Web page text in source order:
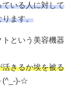
いる人に対して
ります。
という美容機器
きるか埃を被る
(^_-)-☆